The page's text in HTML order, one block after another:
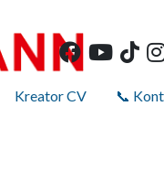
Kreator CV 📞